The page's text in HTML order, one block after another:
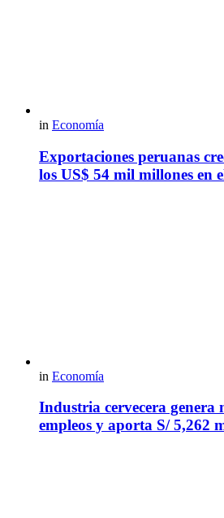
in Economía
Exportaciones peruanas
los US$ 54 mil millones en
in Economía
Industria cervecera genera
empleos y aporta S/ 5,262